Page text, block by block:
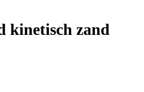
kinetisch zand